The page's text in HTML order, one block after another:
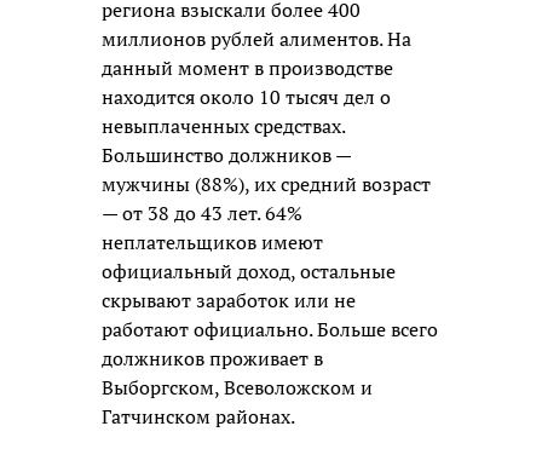
региона взыскали более 400
миллионов рублей алиментов. На
данный момент в производстве
находится около 10 тысяч дел о
невыплаченных средствах.
Большинство должников —
мужчины (88%), их средний возраст
— от 38 до 43 лет. 64%
неплательщиков имеют
официальный доход, остальные
скрывают заработок или не
работают официально. Больше всего
должников проживает в
Выборгском, Всеволожском и
Гатчинском районах.